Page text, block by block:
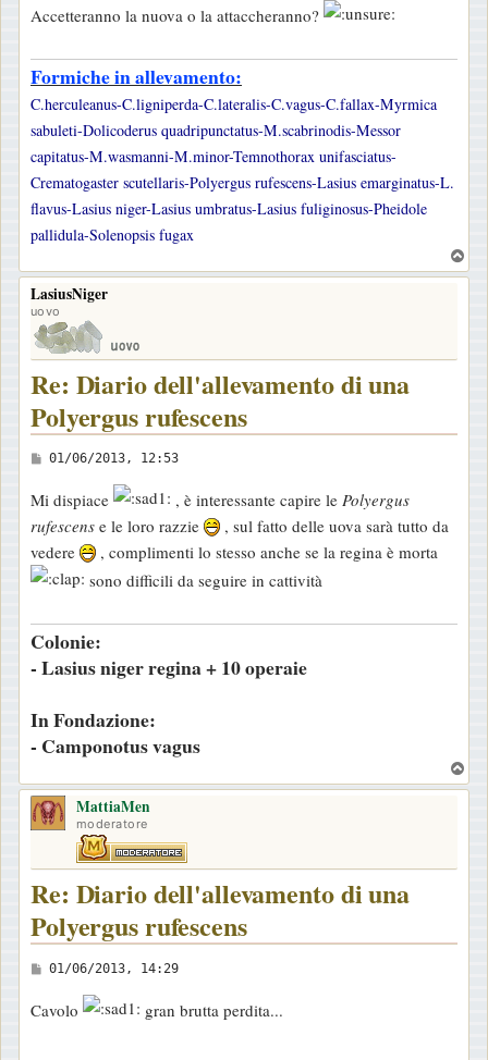
Accetteranno la nuova o la attaccheranno?
Formiche in allevamento:
C.herculeanus-C.ligniperda-C.lateralis-C.vagus-C.fallax-Myrmica
sabuleti-Dolicoderus quadripunctatus-M.scabrinodis-Messor
capitatus-M.wasmanni-M.minor-Temnothorax unifasciatus-
Crematogaster scutellaris-Polyergus rufescens-Lasius emarginatus-L.
flavus-Lasius niger-Lasius umbratus-Lasius fuliginosus-Pheidole
pallidula-Solenopsis fugax
o
LasiusNiger
uovo
Re: Diario dell'allevamento di una
Polyergus rufescens
M
s
s
a
g
i
o
01/06/2013, 12:53
Mi dispiace , è interessante capire le Polyergus
rufescens e le loro razzie
, sul fatto delle uova sarà tutto da
vedere
, complimenti lo stesso anche se la regina è morta
sono difficili da seguire in cattività
Colonie:
- Lasius niger regina + 10 operaie
In Fondazione:
- Camponotus vagus
o
MattiaMen
moderatore
Re: Diario dell'allevamento di una
Polyergus rufescens
M
s
01/06/2013, 14:29
Cavolo gran brutta perdita...